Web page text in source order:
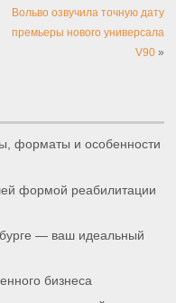
Вольво озвучила точную дату
премьеры нового универсала
V90»
форматы и особенности
формой реабилитации
— ваш идеальный
бизнеса